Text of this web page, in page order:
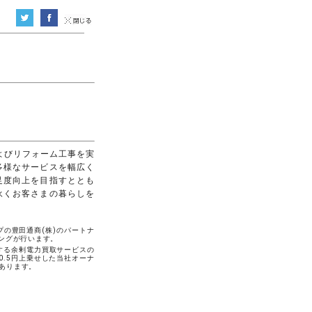
びリフォーム工事を実
なサービスを幅広く
向上を目指すととも
お客さまの暮らしを
の豊田通商(株)のパートナ
グが行います。
余剰電力買取サービスの
円上乗せした当社オーナ
ります。